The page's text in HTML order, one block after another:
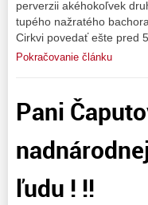
perverzii akéhokoľvek
tupého nažratého
Cirkvi povedať ešte pred
Pokračovanie článku
Pani
ľudu ! !!